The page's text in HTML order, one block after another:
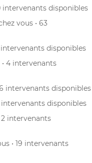
intervenants disponibles
vous • 63
intervenants disponibles
• 4 intervenants
intervenants disponibles
intervenants disponibles
2 intervenants
• 19 intervenants